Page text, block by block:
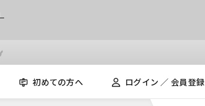
初めての方へ ログイン ／ 会員登録